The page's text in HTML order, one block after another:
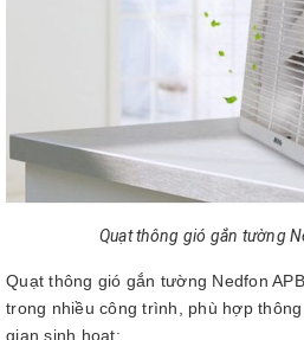
Quạt thông gió gắn tường
Quạt thông gió gắn tường Nedfon
trong nhiều công trình, phù hợp
gian sinh hoạt: